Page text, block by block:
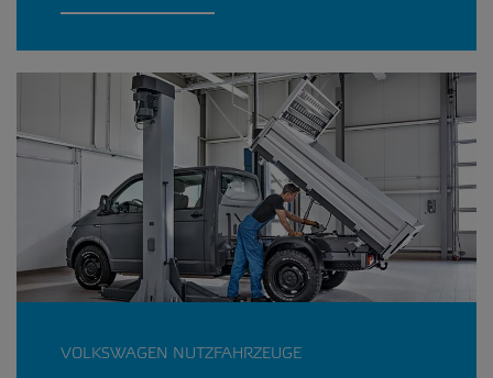
VOLKSWAGEN NUTZFAHRZEUGE